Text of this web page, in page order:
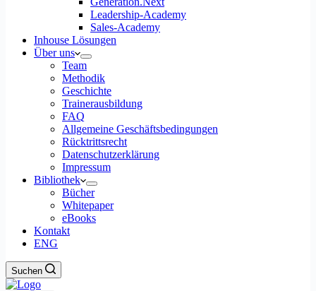
Leadership-Academy
Sales-Academy
Inhouse Lösungen
Über uns
Team
Methodik
Geschichte
Trainerausbildung
FAQ
Allgemeine Geschäftsbedingungen
Rücktrittsrecht
Datenschutzerklärung
Impressum
Bibliothek
Bücher
Whitepaper
eBooks
Kontakt
ENG
Suchen